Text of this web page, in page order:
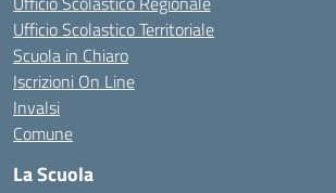
Ufficio Scolastico Territoriale
Scuola in Chiaro
Iscrizioni On Line
Invalsi
Comune
La Scuola